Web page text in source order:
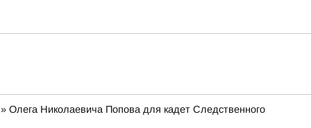
Олега Николаевича Попова для кадет Следственного